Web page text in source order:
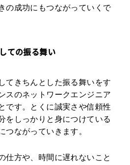
の成功にもつながっていくで
ての振る舞い
てきちんとした振る舞いをす
スのネットワークエンジニア
です。とくに誠実さや信頼性
をしっかりと身につけている
つながっていきます。
仕方や、時間に遅れないこと